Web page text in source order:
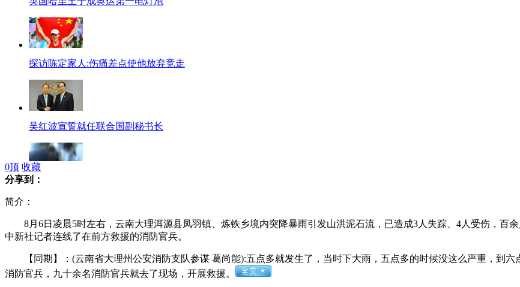
探访陈定家人:伤痛差点使他放弃竞走
吴红波宣誓就任联合国副秘书长
监拍男子试戴金项链后夺门逃窜
0顶 收藏
分享到：
简介：
8月6日凌晨5时左右，云南大理洱源县凤羽镇、炼铁乡境内突降暴雨引发山洪泥石流，已造成3人失踪、4人受伤，百
中新社记者连线了在前方救援的消防官兵。
【同期】：(云南省大理州公安消防支队参谋 葛尚能):五点多就发生了，当时下大雨，五点多的时候没这么严重，到六
消防官兵，九十余名消防官兵就去了现场，开展救援。